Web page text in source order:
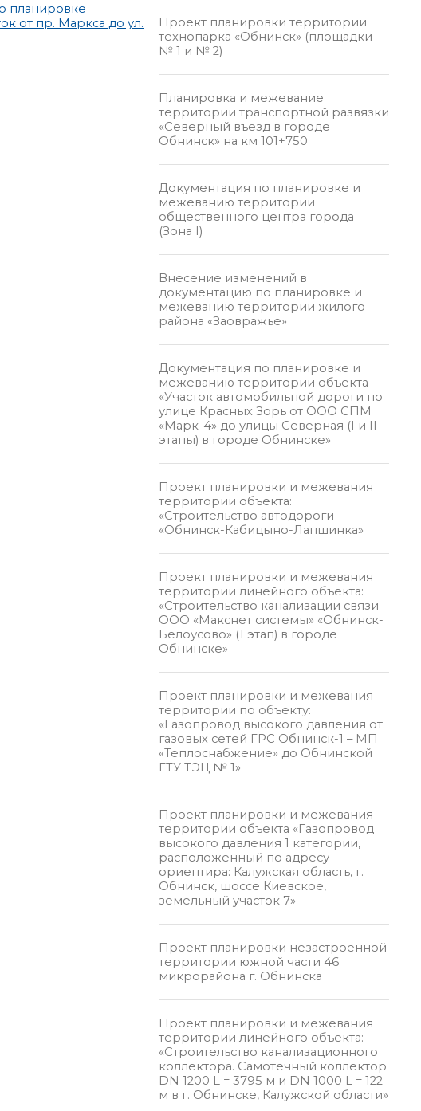
планировке
от пр. Маркса до ул.
Проект планировки территории
технопарка «Обнинск» (площадки
№ 1 и № 2)
Планировка и межевание
территории транспортной развязки
«Северный въезд в городе
Обнинск» на км 101+750
Документация по планировке и
межеванию территории
общественного центра города
(Зона I)
Внесение изменений в
документацию по планировке и
межеванию территории жилого
района «Заовражье»
Документация по планировке и
межеванию территории объекта
«Участок автомобильной дороги по
улице Красных Зорь от ООО СПМ
«Марк-4» до улицы Северная (I и II
этапы) в городе Обнинске»
Проект планировки и межевания
территории объекта:
«Строительство автодороги
«Обнинск-Кабицыно-Лапшинка»
Проект планировки и межевания
территории линейного объекта:
«Строительство канализации связи
ООО «Макснет системы» «Обнинск-
Белоусово» (1 этап) в городе
Обнинске»
Проект планировки и межевания
территории по объекту:
«Газопровод высокого давления от
газовых сетей ГРС Обнинск-1 – МП
«Теплоснабжение» до Обнинской
ГТУ ТЭЦ № 1»
Проект планировки и межевания
территории объекта «Газопровод
высокого давления 1 категории,
расположенный по адресу
ориентира: Калужская область, г.
Обнинск, шоссе Киевское,
земельный участок 7»
Проект планировки незастроенной
территории южной части 46
микрорайона г. Обнинска
Проект планировки и межевания
территории линейного объекта:
«Строительство канализационного
коллектора. Самотечный коллектор
DN 1200 L = 3795 м и DN 1000 L = 122
м в г. Обнинске, Калужской области»